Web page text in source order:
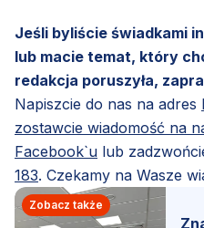
Jeśli byliście świadkami
lub macie temat, który
redakcja poruszyła,
Napiszcie do nas na adres
zostawcie wiadomość na
Facebook`u lub
183. Czekamy na Wasze
Zobacz także